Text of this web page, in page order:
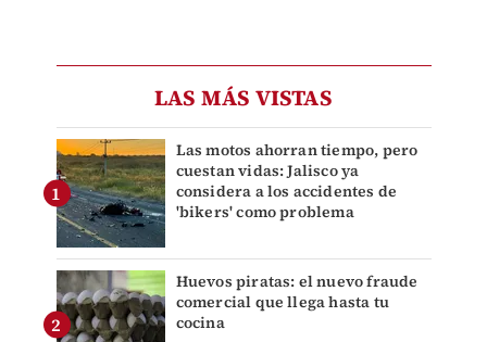
LAS MÁS VISTAS
Las motos ahorran tiempo, pero
cuestan vidas: Jalisco ya
considera a los accidentes de
'bikers' como problema
Huevos piratas: el nuevo fraude
comercial que llega hasta tu
cocina